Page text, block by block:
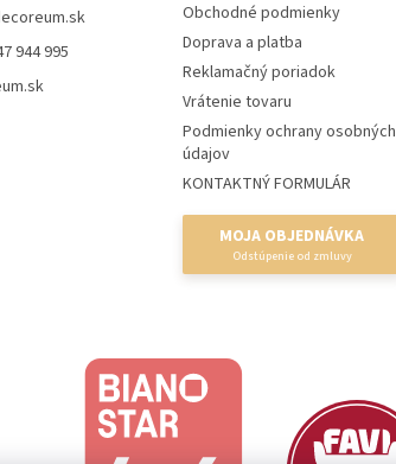
944 995
Obchodné podmienky
Doprava a platba
Reklamačný poriadok
Vrátenie tovaru
Podmienky ochrany osobných
údajov
KONTAKTNÝ FORMULÁR
MOJA OBJEDNÁVKA